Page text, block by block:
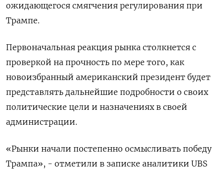
ожидающегося смягчения регулирования при
Трампе.
Первоначальная реакция рынка столкнется с
проверкой на прочность по мере того, как
новоизбранный американский президент будет
представлять дальнейшие подробности о своих
политические цели и назначениях в своей
администрации.
«Рынки начали постепенно осмысливать победу
Трампа», - отметили в записке аналитики UBS